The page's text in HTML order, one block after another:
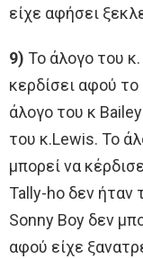
είχε αφήσει
9) Το άλογο του
κερδίσει αφού
άλογο του κ
του κ.Lewis. Το
μπορεί να
Tally-ho δεν ήταν
Sonny Boy δεν
αφού είχε